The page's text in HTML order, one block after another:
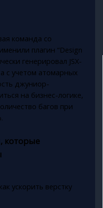
команда со
плагин “Design
генерировал JSX-
с учетом атомарных
джуниор-
на бизнес-логике,
багов при
которые